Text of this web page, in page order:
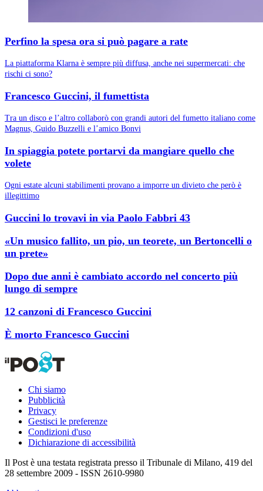
Perfino la spesa ora si può pagare a rate
La piattaforma Klarna è sempre più diffusa, anche nei supermercati: che
rischi ci sono?
Francesco Guccini, il fumettista
Tra un disco e l’altro collaborò con grandi autori del fumetto italiano come
Magnus, Guido Buzzelli e l’amico Bonvi
In spiaggia potete portarvi da mangiare quello che
volete
Ogni estate alcuni stabilimenti provano a imporre un divieto che però è
illegittimo
Guccini lo trovavi in via Paolo Fabbri 43
«Un musico fallito, un pio, un teorete, un Bertoncelli o
un prete»
Dopo due anni è cambiato accordo nel concerto più
lungo di sempre
12 canzoni di Francesco Guccini
È morto Francesco Guccini
Chi siamo
Pubblicità
Privacy
Gestisci le preferenze
Condizioni d'uso
Dichiarazione di accessibilità
Il Post è una testata registrata presso il Tribunale di Milano, 419 del
28 settembre 2009 - ISSN 2610-9980